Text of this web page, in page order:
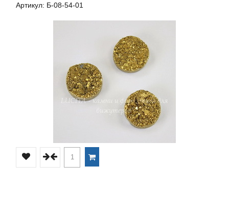
Артикул: Б-08-54-01